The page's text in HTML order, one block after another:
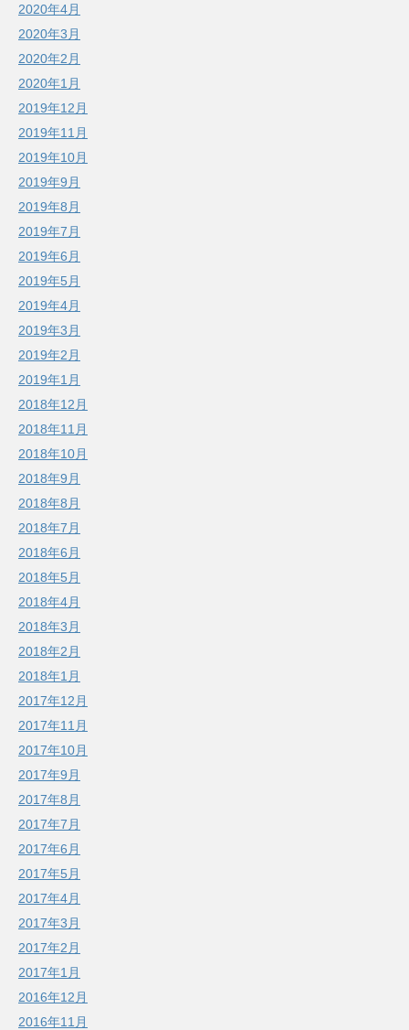
2020年4月
2020年3月
2020年2月
2020年1月
2019年12月
2019年11月
2019年10月
2019年9月
2019年8月
2019年7月
2019年6月
2019年5月
2019年4月
2019年3月
2019年2月
2019年1月
2018年12月
2018年11月
2018年10月
2018年9月
2018年8月
2018年7月
2018年6月
2018年5月
2018年4月
2018年3月
2018年2月
2018年1月
2017年12月
2017年11月
2017年10月
2017年9月
2017年8月
2017年7月
2017年6月
2017年5月
2017年4月
2017年3月
2017年2月
2017年1月
2016年12月
2016年11月